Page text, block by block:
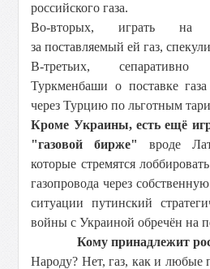
российского газа.
Во-вторых, играть на
за поставляемый ей газ,
В-третьих,
Туркменбаши о поставке
через Турцию по льготным
Кроме Украины, есть ещё
"газовой бирже"
вроде
которые стремятся
газопровода через
ситуации путинский
войны с Украиной обречён на
Кому принадлежит
Народу? Нет, газ, как и любые